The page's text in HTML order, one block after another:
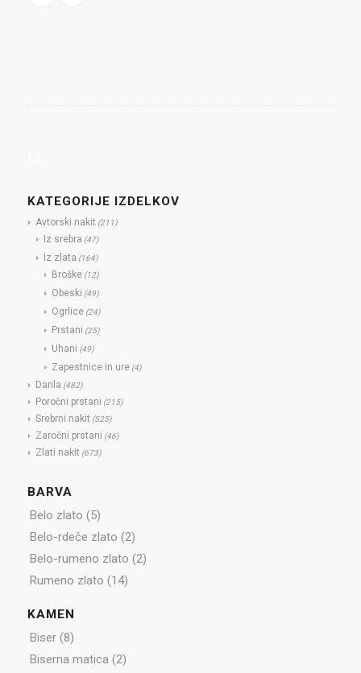
KATEGORIJE IZDELKOV
Avtorski nakit (211)
Iz srebra (47)
Iz zlata (164)
Broške (12)
Obeski (49)
Ogrlice (24)
Prstani (25)
Uhani (49)
Zapestnice in ure (4)
Darila (482)
Poročni prstani (215)
Srebrni nakit (525)
Zaročni prstani (46)
Zlati nakit (673)
BARVA
Belo zlato (5)
Belo-rdeče zlato (2)
Belo-rumeno zlato (2)
Rumeno zlato (14)
KAMEN
Biser (8)
Biserna matica (2)